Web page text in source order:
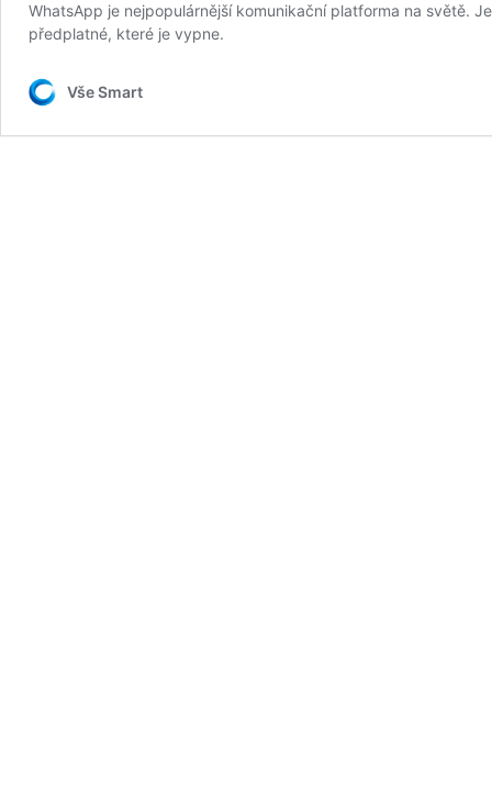
WhatsApp je nejpopulárnější komunikační platforma na světě.
předplatné, které je vypne.
Vše Smart